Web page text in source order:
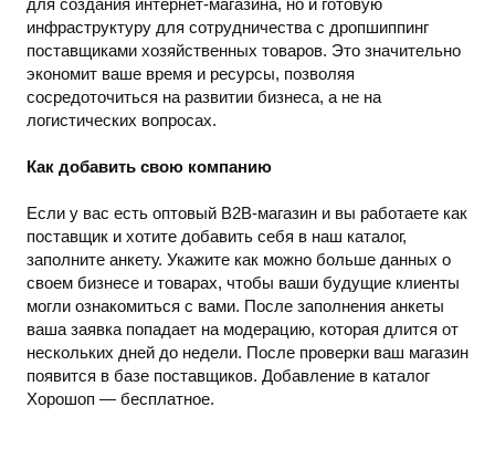
для создания интернет-магазина, но и готовую
инфраструктуру для сотрудничества с дропшиппинг
поставщиками хозяйственных товаров. Это значительно
экономит ваше время и ресурсы, позволяя
сосредоточиться на развитии бизнеса, а не на
логистических вопросах.
Как добавить свою компанию
Если у вас есть оптовый B2B-магазин и вы работаете как
поставщик и хотите добавить себя в наш каталог,
заполните анкету. Укажите как можно больше данных о
своем бизнесе и товарах, чтобы ваши будущие клиенты
могли ознакомиться с вами. После заполнения анкеты
ваша заявка попадает на модерацию, которая длится от
нескольких дней до недели. После проверки ваш магазин
появится в базе поставщиков. Добавление в каталог
Хорошоп — бесплатное.